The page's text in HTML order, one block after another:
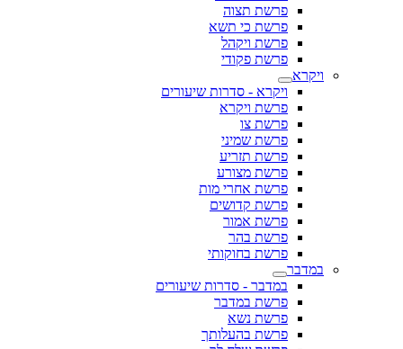
פרשת תצוה
פרשת כי תשא
פרשת ויקהל
פרשת פקודי
ויקרא
ויקרא - סדרות שיעורים
פרשת ויקרא
פרשת צו
פרשת שמיני
פרשת תזריע
פרשת מצורע
פרשת אחרי מות
פרשת קדושים
פרשת אמור
פרשת בהר
פרשת בחוקותי
במדבר
במדבר - סדרות שיעורים
פרשת במדבר
פרשת נשא
פרשת בהעלותך